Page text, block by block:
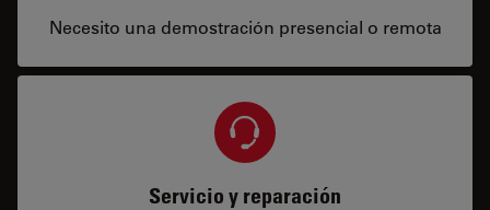
Necesito una demostración presencial o remota
Servicio y reparación